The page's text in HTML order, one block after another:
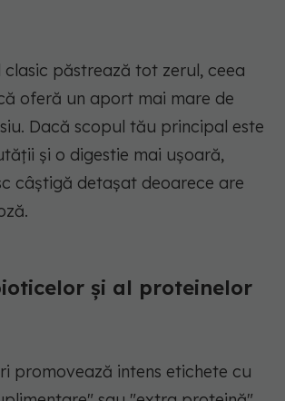
clasic păstrează tot zerul, ceea
oferă un aport mai mare de
Dacă scopul tău principal este
și o digestie mai ușoară,
câștigă detașat deoarece are
și al proteinelor
promovează intens etichete cu